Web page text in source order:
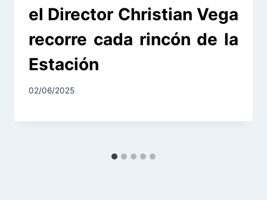
el Director Christian Vega
recorre cada rincón de la
Estación
02/06/2025